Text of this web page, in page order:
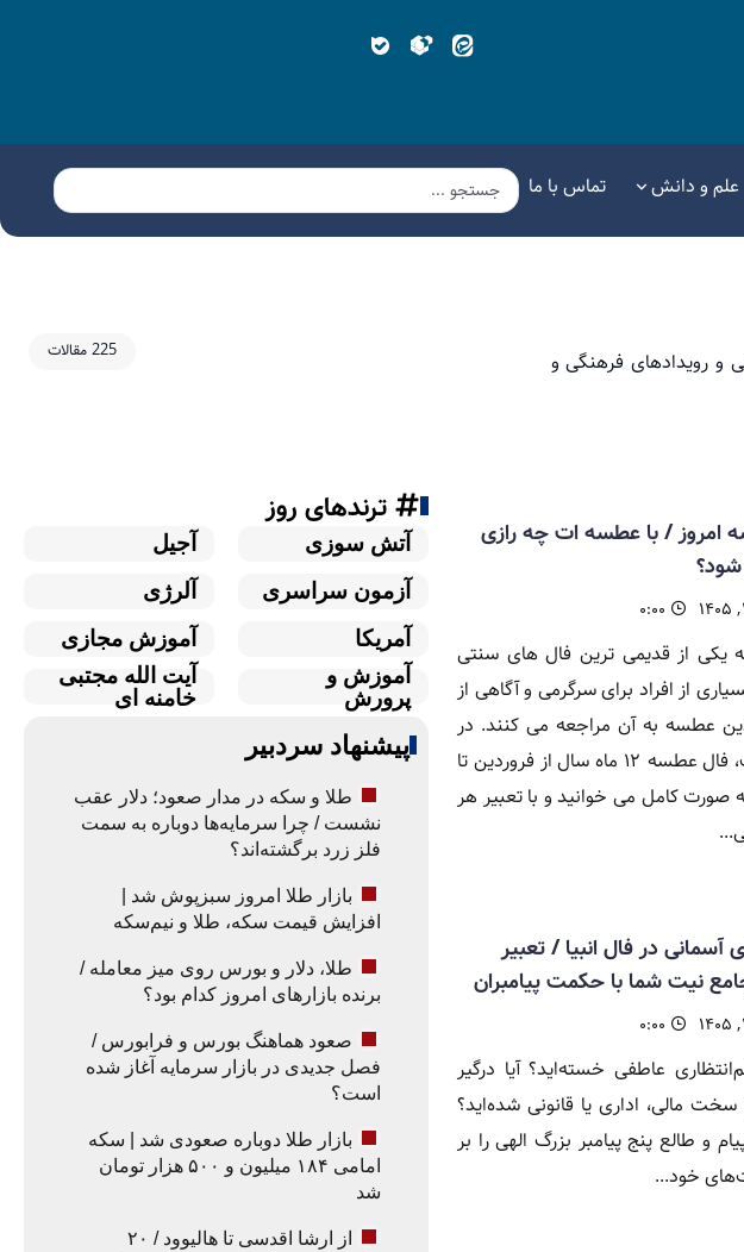
علم و دانش تماس با ما
و رویدادهای فرهنگی و
225 مقالات
امروز / با عطسه ات چه رازی
یکی از قدیمی ترین فال های سنتی
از افراد برای سرگرمی و آگاهی از
عطسه به آن مراجعه می کنند. در
این مطلب، فال عطسه ۱۲ ماه سال از فروردین تا
صورت کامل می خوانید و با تعبیر هر
آسمانی در فال انبیا / تعبیر
نیت شما با حکمت پیامبران
عاطفی خسته‌اید؟ آیا درگیر
مالی، اداری یا قانونی شده‌اید؟
و طالع پنج پیامبر بزرگ الهی را بر
خود...
ترندهای روز
آتش سوزی
آجیل
آزمون سراسری
آلرژی
آمریکا
آموزش مجازی
آموزش و
پرورش
آیت الله مجتبی
خامنه ای
پیشنهاد سردبیر
طلا و سکه در مدار صعود؛ دلار عقب
نشست / چرا سرمایه‌ها دوباره به سمت
فلز زرد برگشته‌اند؟
بازار طلا امروز سبزپوش شد |
افزایش قیمت سکه، طلا و نیم‌سکه
طلا، دلار و بورس روی میز معامله /
برنده بازارهای امروز کدام بود؟
صعود هماهنگ بورس و فرابورس /
فصل جدیدی در بازار سرمایه آغاز شده
است؟
بازار طلا دوباره صعودی شد | سکه
امامی ۱۸۴ میلیون و ۵۰۰ هزار تومان
شد
از ارشا اقدسی تا هالیوود / ۲۰